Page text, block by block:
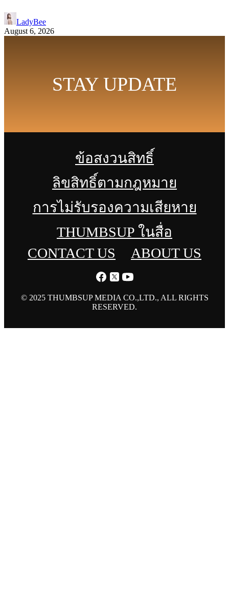
LadyBee
August 6, 2026
STAY UPDATE
ข้อสงวนสิทธิ์
ลิขสิทธิ์ตามกฎหมาย
การไม่รับรองความเสียหาย
THUMBSUP ในสื่อ
CONTACT US
ABOUT US
© 2025 THUMBSUP MEDIA CO.,LTD., ALL RIGHTS
RESERVED.